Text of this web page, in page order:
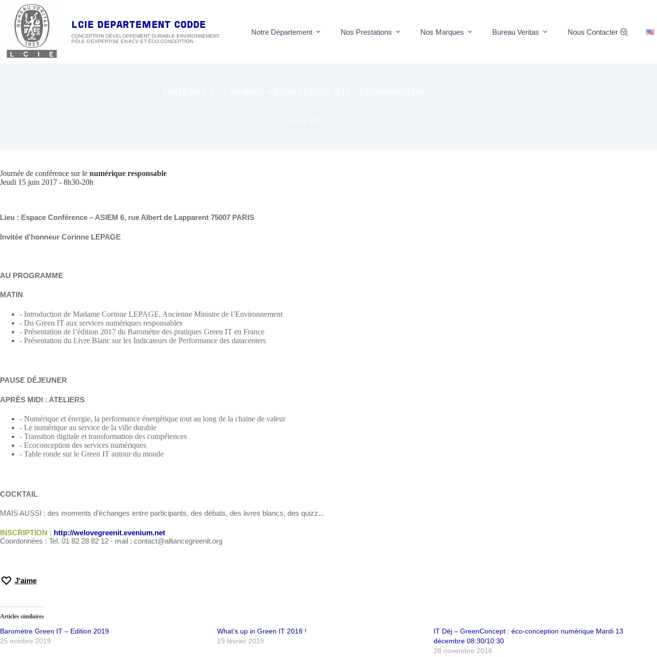
contenu
LCIE DEPARTEMENT CODDE
CONCEPTION DÉVELOPPEMENT DURABLE ENVIRONNEMENT Notre Département Nos Prestations Nos Marques Bureau Veritas Nous Contacter
Journée de conférence sur le numérique responsable
Jeudi 15 juin 2017 - 8h30-20h
Lieu : Espace Conférence – ASIEM 6, rue Albert de Lapparent 75007 PARIS
Invitée d’honneur Corinne LEPAGE
AU PROGRAMME
MATIN
- Introduction de Madame Corinne LEPAGE, Ancienne Ministre de l’Environnement
- Du Green IT aux services numériques responsables
- Présentation de l’édition 2017 du Baromètre des pratiques Green IT en France
- Présentation du Livre Blanc sur les Indicateurs de Performance des datacenters
PAUSE DÉJEUNER
APRÈS MIDI : ATELIERS
- Numérique et énergie, la performance énergétique tout au long de la chaine de valeur
- Le numérique au service de la ville durable
- Transition digitale et transformation des compétences
- Ecoconception des services numériques
- Table ronde sur le Green IT autour du monde
COCKTAIL
MAIS AUSSI : des moments d’échanges entre participants, des débats, des livres blancs, des quizz...
INSCRIPTION : http://welovegreenit.evenium.net
Coordonnées : Tel. 01 82 28 82 12 - mail : contact@alliancegreenit.org
J'aime
Articles similaires
Baromètre Green IT – Edition 2019
25 octobre 2019
What’s up in Green IT 2018 !
19 février 2019
IT Déj – GreenConcept : éco-conception numérique Mardi 13
décembre 08:30/10:30
28 novembre 2016